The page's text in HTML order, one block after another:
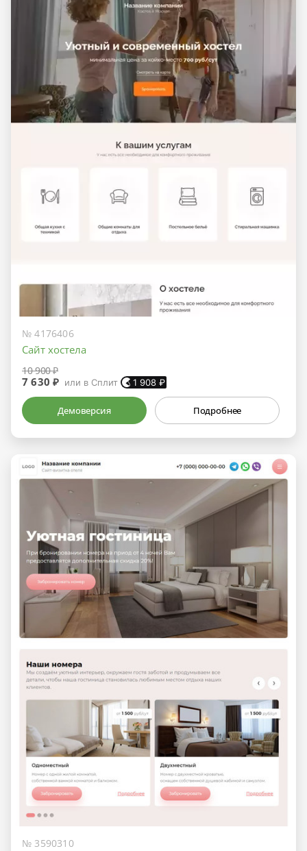
№ 4176406
Сайт хостела
10 900 ₽
7 630 ₽ или в Сплит 1 908 ₽
Демоверсия Подробнее
№ 3590310